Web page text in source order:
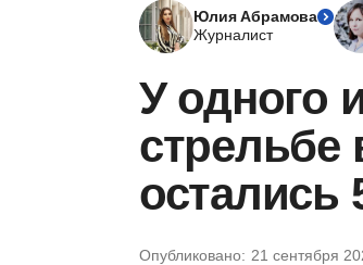
Юлия Абрамова
Журналист
У одного
стрельбе
остались
Опубликовано: 21 сентября